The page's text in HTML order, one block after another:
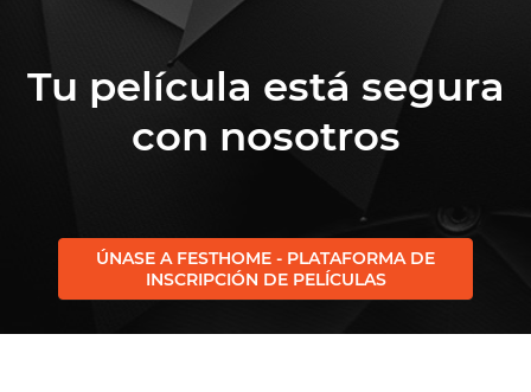
Tu película está segura
con nosotros
ÚNASE A FESTHOME - PLATAFORMA DE
INSCRIPCIÓN DE PELÍCULAS